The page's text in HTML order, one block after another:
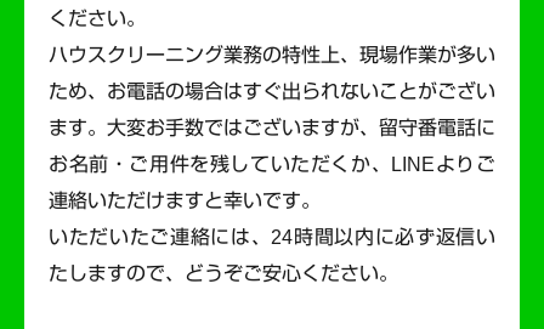
ください。
ハウスクリーニング業務の特性上、現場作業が多い
ため、お電話の場合はすぐ出られないことがござい
ます。 大変お手数ではございますが、留守番電話に
お名前・ご用件を残していただくか、LINEよりご
連絡いただけますと幸いです。
いただいたご連絡には、24時間以内に必ず返信い
たしますので、どうぞご安心ください。